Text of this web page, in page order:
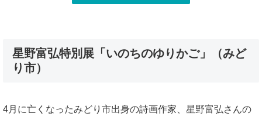
星野富弘特別展「いのちのゆりかご」（みど
り市）
4月に亡くなったみどり市出身の詩画作家、星野富弘さんの